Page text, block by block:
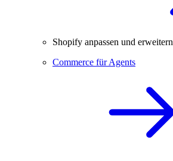
Shopify anpassen und erweitern
Commerce für Agents